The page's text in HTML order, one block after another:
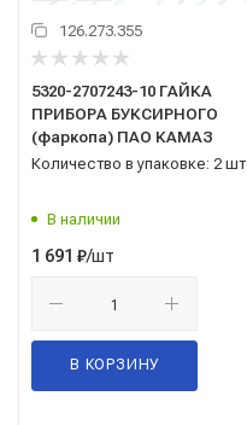
126.273.355
5320-2707243-10 ГАЙКА
ПРИБОРА БУКСИРНОГО
(фаркопа) ПАО КАМАЗ
Количество в упаковке: 2 шт
В наличии
1 691 ₽/шт
В КОРЗИНУ